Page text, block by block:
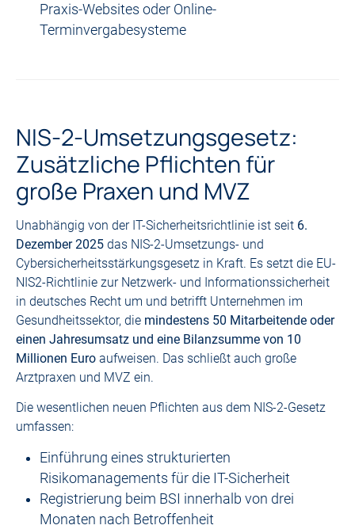
Praxis-Websites oder Online-
Terminvergabesysteme
NIS-2-Umsetzungsgesetz:
Zusätzliche Pflichten für
große Praxen und MVZ
Unabhängig von der IT-Sicherheitsrichtlinie ist seit 6.
Dezember 2025 das NIS-2-Umsetzungs- und
Cybersicherheitsstärkungsgesetz in Kraft. Es setzt die EU-
NIS2-Richtlinie zur Netzwerk- und Informationssicherheit
in deutsches Recht um und betrifft Unternehmen im
Gesundheitssektor, die mindestens 50 Mitarbeitende oder
einen Jahresumsatz und eine Bilanzsumme von 10
Millionen Euro aufweisen. Das schließt auch große
Arztpraxen und MVZ ein.
Die wesentlichen neuen Pflichten aus dem NIS-2-Gesetz
umfassen:
Einführung eines strukturierten
Risikomanagements für die IT-Sicherheit
Registrierung beim BSI innerhalb von drei
Monaten nach Betroffenheit